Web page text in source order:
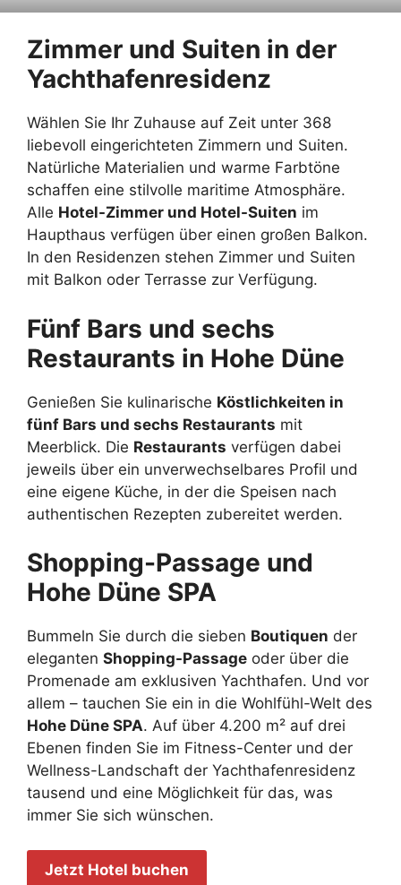
Zimmer und Suiten in der
Yachthafenresidenz
Wählen Sie Ihr Zuhause auf Zeit unter 368
liebevoll eingerichteten Zimmern und Suiten.
Natürliche Materialien und warme Farbtöne
schaffen eine stilvolle maritime Atmosphäre.
Alle Hotel-Zimmer und Hotel-Suiten im
Haupthaus verfügen über einen großen Balkon.
In den Residenzen stehen Zimmer und Suiten
mit Balkon oder Terrasse zur Verfügung.
Fünf Bars und sechs
Restaurants in Hohe Düne
Genießen Sie kulinarische Köstlichkeiten in
fünf Bars und sechs Restaurants mit
Meerblick. Die Restaurants verfügen dabei
jeweils über ein unverwechselbares Profil und
eine eigene Küche, in der die Speisen nach
authentischen Rezepten zubereitet werden.
Shopping-Passage und
Hohe Düne SPA
Bummeln Sie durch die sieben Boutiquen der
eleganten Shopping-Passage oder über die
Promenade am exklusiven Yachthafen. Und vor
allem – tauchen Sie ein in die Wohlfühl-Welt des
Hohe Düne SPA. Auf über 4.200 m² auf drei
Ebenen finden Sie im Fitness-Center und der
Wellness-Landschaft der Yachthafenresidenz
tausend und eine Möglichkeit für das, was
immer Sie sich wünschen.
Jetzt Hotel buchen